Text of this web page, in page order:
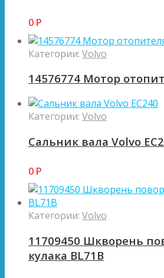
0 Р
Категории: Volvo
14576774 Мотор
Категории: Volvo
Сальник вала Volvo
0 Р
Категории: Volvo
11709450 Шкворень
кулака BL71B